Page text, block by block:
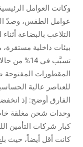
وكانت العوامل
عوامل الطقس، وصدّ
التلاعب بالبضاعة
بيئات داخلية
تسبَّب في
المقطورات المفتوحة
للعناصر عالية
وحدات شحن مغلقة
كبار شركات التأمين